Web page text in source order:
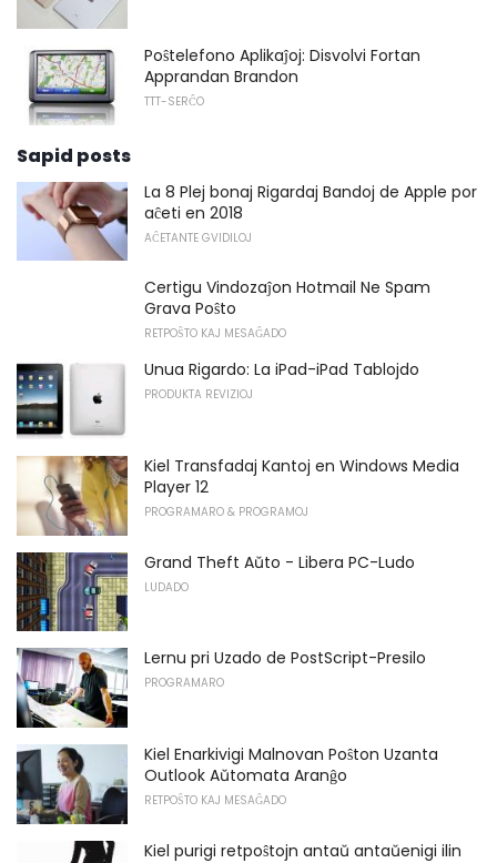
Poŝtelefono Aplikaĵoj: Disvolvi Fortan
Apprandan Brandon
TTT-SERĈO
Sapid posts
La 8 Plej bonaj Rigardaj Bandoj de Apple por
aĉeti en 2018
AĈETANTE GVIDILOJ
Certigu Vindozaĵon Hotmail Ne Spam
Grava Poŝto
RETPOŜTO KAJ MESAĜADO
Unua Rigardo: La iPad-iPad Tablojdo
PRODUKTA REVIZIOJ
Kiel Transfadaj Kantoj en Windows Media
Player 12
PROGRAMARO & PROGRAMOJ
Grand Theft Aŭto - Libera PC-Ludo
LUDADO
Lernu pri Uzado de PostScript-Presilo
PROGRAMARO
Kiel Enarkivigi Malnovan Poŝton Uzanta
Outlook Aŭtomata Aranĝo
RETPOŜTO KAJ MESAĜADO
Kiel purigi retpoŝtojn antaŭ antaŭenigi ilin